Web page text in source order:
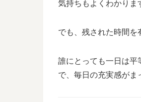
気持ちもよくわかりま
でも、残された時間を
誰にとっても一日は平
で、毎日の充実感がま